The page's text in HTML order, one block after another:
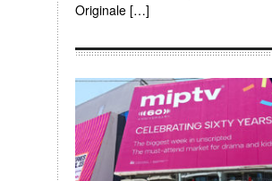
Originale […]